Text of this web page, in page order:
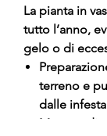
La pianta in
tutto l’anno,
gelo o di
terreno e
dalle
Messa a